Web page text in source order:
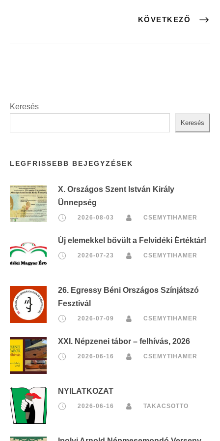
KÖVETKEZŐ
Keresés
Keresés
LEGFRISSEBB BEJEGYZÉSEK
X. Országos Szent István Király
Ünnepség
2026-08-03 CSEMYTIHAMER
Új elemekkel bővült a Felvidéki Értéktár!
2026-07-23 CSEMYTIHAMER
26. Egressy Béni Országos Színjátszó
Fesztivál
2026-07-09 CSEMYTIHAMER
XXI. Népzenei tábor – felhívás, 2026
2026-06-16 CSEMYTIHAMER
NYILATKOZAT
2026-06-16 TAKACSOTTO